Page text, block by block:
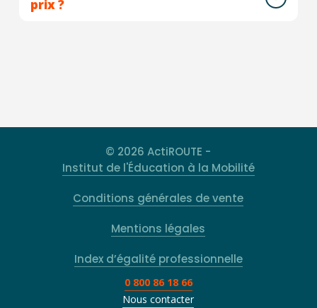
prix ?
© 2026 ActiROUTE -
Institut de l'Éducation à la Mobilité
Conditions générales de vente
Mentions légales
Index d’égalité professionnelle
0 800 86 18 66
Nous contacter